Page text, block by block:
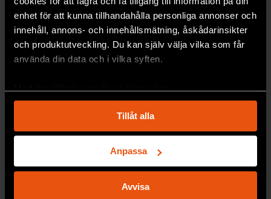
enhet för att kunna tillhandahålla personliga annonser och
innehåll, annons- och innehållsmätning, åskådarinsikter
och produktutveckling. Du kan själv välja vilka som får
använda din data och i vilka syften.
som kan ha en noggrannhet på upp till flera meter
Identifiera din enhet genom att aktivt skanna den
för specifika kännetecken (fingeravtryck)
Ta reda på mer om hur dina personliga uppgifter
Tillåt alla
Anpassa
Avvisa
Nytt
frysrum på
Naturhistor